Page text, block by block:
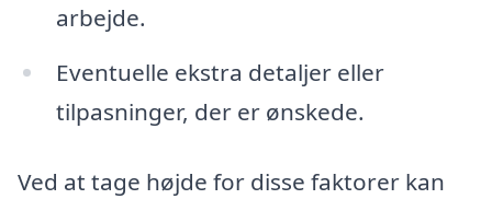
arbejde.
Eventuelle ekstra detaljer eller
tilpasninger, der er ønskede.
Ved at tage højde for disse faktorer kan